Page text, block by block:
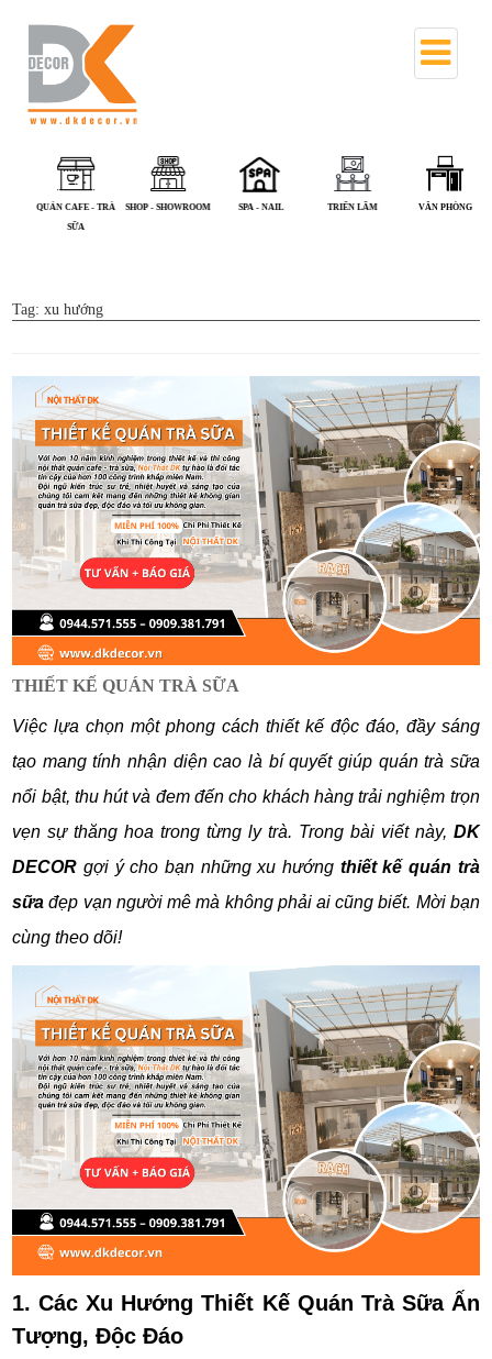
QUÁN CAFE - TRÀ
SHOP - SHOWROOM SPA - NAIL TRIỂN LÃM VĂN PHÒNG
Tag:xu hướng
THIẾT KẾ QUÁN TRÀ SỮA
Việc lựa chọn một phong cách thiết kế độc đáo, đầy sáng
tạo mang tính nhận diện cao là bí quyết giúp quán trà sữa
nổi bật, thu hút và đem đến cho khách hàng trải nghiệm trọn
vẹn sự thăng hoa trong từng ly trà. Trong bài viết này, DK
DECOR gợi ý cho bạn những xu hướng thiết kế quán trà
sữađẹp vạn người mê mà không phải ai cũng biết. Mời bạn
cùng theo dõi!
1. Các Xu Hướng Thiết Kế Quán Trà Sữa Ấn
Tượng, Độc Đáo